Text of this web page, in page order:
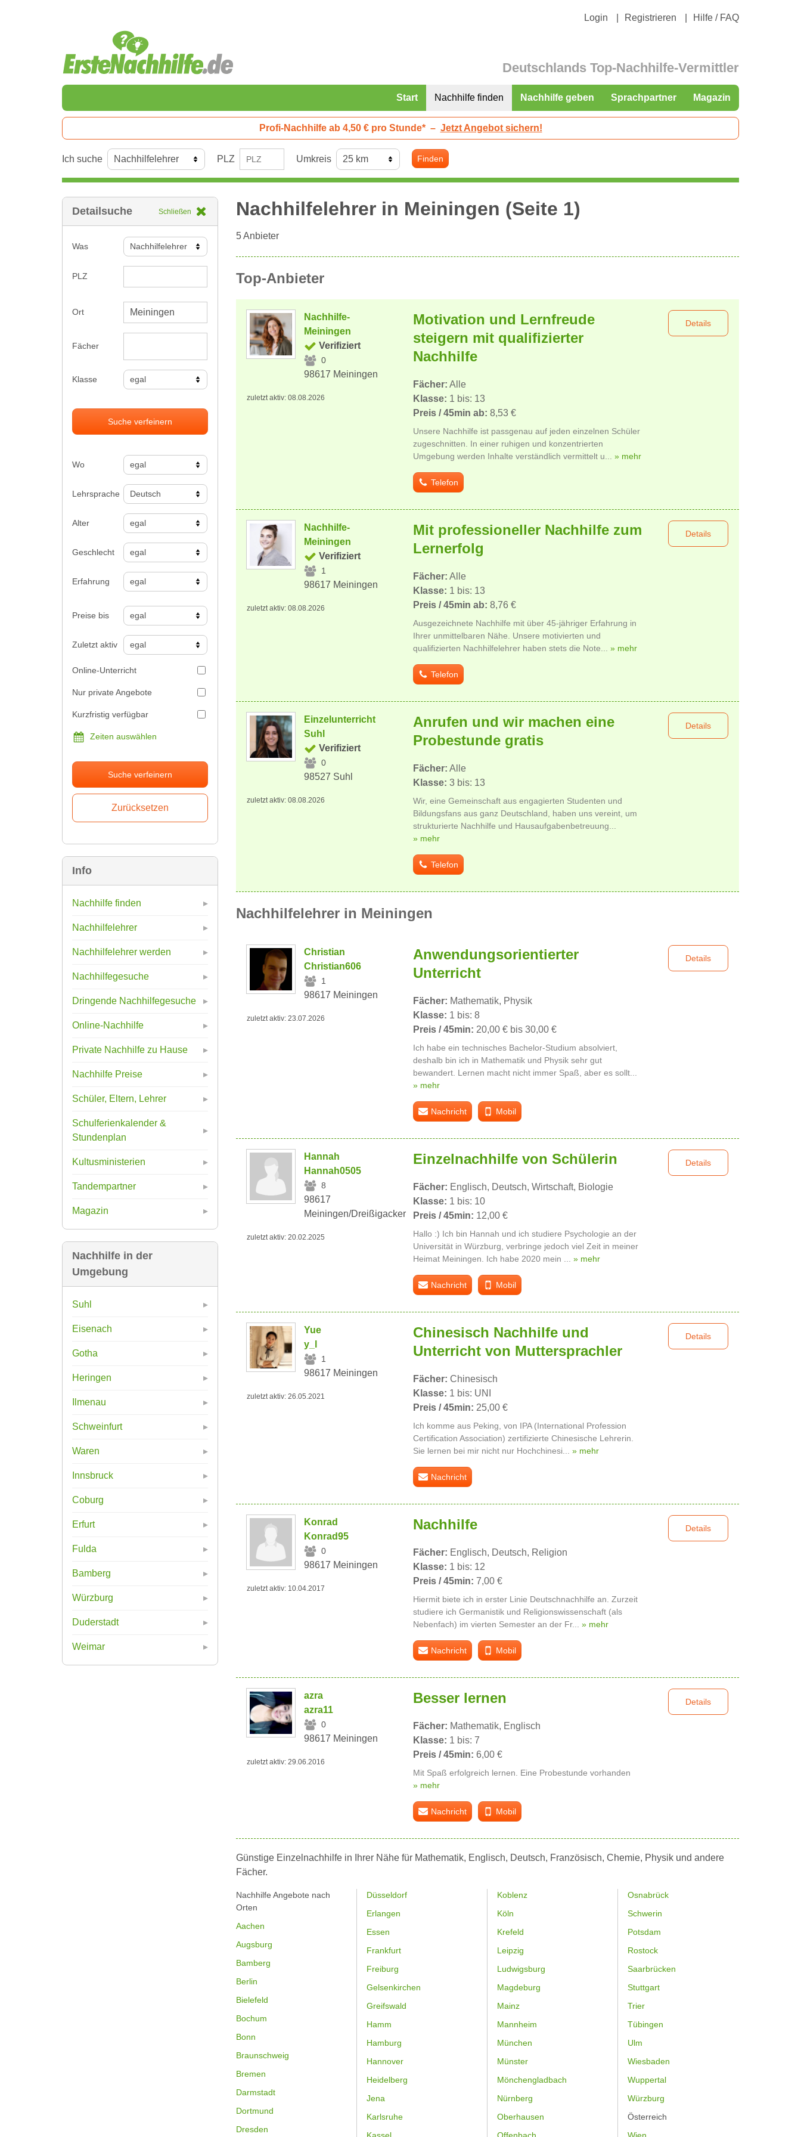
Login Registrieren Hilfe / FAQ
Deutschlands Top-Nachhilfe-Vermittler
Start Nachhilfe finden Nachhilfe geben Sprachpartner Magazin
Profi-Nachhilfe ab 4,50 € pro Stunde* – Jetzt Angebot sichern!
Ich suche PLZ Umkreis Finden
Detailsuche Schließen
Was
PLZ
Ort
Fächer
Klasse
Suche verfeinern
Wo
Lehrsprache
Alter
Geschlecht
Erfahrung
Preise bis
Zuletzt aktiv
Online-Unterricht
Nur private Angebote
Kurzfristig verfügbar
Zeiten auswählen
Suche verfeinern
Info
Nachhilfe finden
Nachhilfelehrer
Nachhilfelehrer werden
Nachhilfegesuche
Dringende Nachhilfegesuche
Online-Nachhilfe
Private Nachhilfe zu Hause
Nachhilfe Preise
Schüler, Eltern, Lehrer
Schulferienkalender &
Stundenplan
Kultusministerien
Tandempartner
Magazin
Nachhilfe in der
Umgebung
Suhl
Eisenach
Gotha
Heringen
Ilmenau
Schweinfurt
Waren
Innsbruck
Coburg
Erfurt
Fulda
Bamberg
Würzburg
Duderstadt
Weimar
Nachhilfelehrer in Meiningen (Seite 1)
5Anbieter
Top-Anbieter
Nachhilfe-
Meiningen
Verifiziert
0
98617 Meiningen
zuletzt aktiv: 08.08.2026
Motivation und Lernfreude
steigern mit qualifizierter
Nachhilfe
Fächer: Alle
Klasse: 1 bis: 13
Preis / 45min ab: 8,53 €
Unsere Nachhilfe ist passgenau auf jeden einzelnen Schüler
zugeschnitten. In einer ruhigen und konzentrierten
Umgebung werden Inhalte verständlich vermittelt u... » mehr
Details
Telefon
Nachhilfe-
Meiningen
Verifiziert
1
98617 Meiningen
zuletzt aktiv: 08.08.2026
Mit professioneller Nachhilfe zum
Lernerfolg
Fächer: Alle
Klasse: 1 bis: 13
Preis / 45min ab: 8,76 €
Ausgezeichnete Nachhilfe mit über 45-jähriger Erfahrung in
Ihrer unmittelbaren Nähe. Unsere motivierten und
qualifizierten Nachhilfelehrer haben stets die Note... » mehr
Details
Telefon
Einzelunterricht
Suhl
Verifiziert
0
98527 Suhl
zuletzt aktiv: 08.08.2026
Anrufen und wir machen eine
Probestunde gratis
Fächer: Alle
Klasse: 3 bis: 13
Wir, eine Gemeinschaft aus engagierten Studenten und
Bildungsfans aus ganz Deutschland, haben uns vereint, um
strukturierte Nachhilfe und Hausaufgabenbetreuung...
» mehr
Details
Telefon
Nachhilfelehrer in Meiningen
Christian
Christian606
1
98617 Meiningen
zuletzt aktiv: 23.07.2026
Anwendungsorientierter
Unterricht
Fächer: Mathematik, Physik
Klasse: 1 bis: 8
Preis / 45min: 20,00 € bis 30,00 €
Ich habe ein technisches Bachelor-Studium absolviert,
deshalb bin ich in Mathematik und Physik sehr gut
bewandert. Lernen macht nicht immer Spaß, aber es sollt...
» mehr
Details
Nachricht Mobil
Hannah
Hannah0505
8
98617
Meiningen/Dreißigacker
zuletzt aktiv: 20.02.2025
Einzelnachhilfe von Schülerin
Fächer: Englisch, Deutsch, Wirtschaft, Biologie
Klasse: 1 bis: 10
Preis / 45min: 12,00 €
Hallo :) Ich bin Hannah und ich studiere Psychologie an der
Universität in Würzburg, verbringe jedoch viel Zeit in meiner
Heimat Meiningen. Ich habe 2020 mein ... » mehr
Details
Nachricht Mobil
Yue
y_l
1
98617 Meiningen
zuletzt aktiv: 26.05.2021
Chinesisch Nachhilfe und
Unterricht von Muttersprachler
Fächer: Chinesisch
Klasse: 1 bis: UNI
Preis / 45min: 25,00 €
Ich komme aus Peking, von IPA (International Profession
Certification Association) zertifizierte Chinesische Lehrerin.
Sie lernen bei mir nicht nur Hochchinesi... » mehr
Details
Nachricht
Konrad
Konrad95
0
98617 Meiningen
zuletzt aktiv: 10.04.2017
Nachhilfe
Fächer: Englisch, Deutsch, Religion
Klasse: 1 bis: 12
Preis / 45min: 7,00 €
Hiermit biete ich in erster Linie Deutschnachhilfe an. Zurzeit
studiere ich Germanistik und Religionswissenschaft (als
Nebenfach) im vierten Semester an der Fr... » mehr
Details
Nachricht Mobil
azra
azra11
0
98617 Meiningen
zuletzt aktiv: 29.06.2016
Besser lernen
Fächer: Mathematik, Englisch
Klasse: 1 bis: 7
Preis / 45min: 6,00 €
Mit Spaß erfolgreich lernen. Eine Probestunde vorhanden
» mehr
Details
Nachricht Mobil
Günstige Einzelnachhilfe in Ihrer Nähe für Mathematik, Englisch, Deutsch, Französisch, Chemie, Physik und andere
Fächer.
Nachhilfe Angebote nach
Orten
Aachen
Augsburg
Bamberg
Berlin
Bielefeld
Bochum
Bonn
Braunschweig
Bremen
Darmstadt
Dortmund
Dresden
Düsseldorf
Erlangen
Essen
Frankfurt
Freiburg
Gelsenkirchen
Greifswald
Hamm
Hamburg
Hannover
Heidelberg
Jena
Karlsruhe
Kassel
Koblenz
Köln
Krefeld
Leipzig
Ludwigsburg
Magdeburg
Mainz
Mannheim
München
Münster
Mönchengladbach
Nürnberg
Oberhausen
Offenbach
Osnabrück
Schwerin
Potsdam
Rostock
Saarbrücken
Stuttgart
Trier
Tübingen
Ulm
Wiesbaden
Wuppertal
Würzburg
Österreich
Wien